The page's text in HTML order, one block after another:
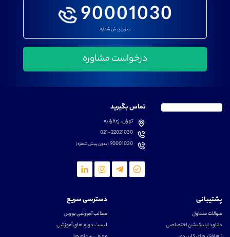
90001030
بدون پیش شماره
تماس بگیرید
تهران، زعفرانیه
021-22021030
90001030(بدون پیش شماره)
پشتیبانی
سوالات متداول
دانلود اپلیکیشن اختصاصی
دسترسی سریع
مطالب آموزشی بورس
لیست دوره های آموزشی